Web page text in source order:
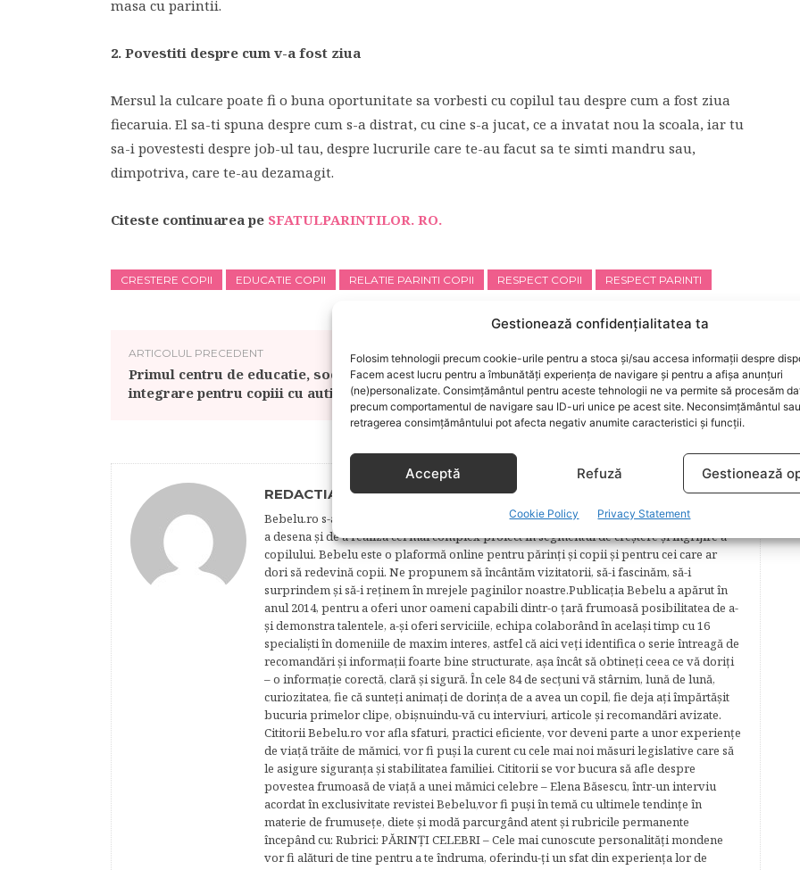
Gestionează confidențialitatea ta
Folosim tehnologii precum cookie-urile pentru a stoca și/sau accesa informații despre
Facem acest lucru pentru a îmbunătăți experiența de navigare și pentru a afișa anunțuri
(ne)personalizate. Consimțământul pentru aceste tehnologii ne va permite să procesăm
precum comportamentul de navigare sau ID-uri unice pe acest site. Neconsimțământul sau
retragerea consimțământului pot afecta negativ anumite caracteristici și funcții.
Acceptă Refuză Gestionează
Cookie Policy Privacy Statement
masa cu parintii.
2. Povestiti despre cum v-a fost ziua
Mersul la culcare poate fi o buna oportunitate sa vorbesti cu copilul tau despre cum a fost ziua
fiecaruia. El sa-ti spuna despre cum s-a distrat, cu cine s-a jucat, ce a invatat nou la scoala, iar tu
sa-i povestesti despre job-ul tau, despre lucrurile care te-au facut sa te simti mandru sau,
dimpotriva, care te-au dezamagit.
Citeste continuarea pe SFATULPARINTILOR. RO.
CRESTERE COPII EDUCATIE COPII RELATIE PARINTI COPII RESPECT COPII RESPECT PARINTI
ARTICOLUL PRECEDENT
Primul centru de educatie, socializare si
integrare pentru copiii cu autism
ARTICOLUL URMĂTOR
Pregatirea pentru gradinita! Ce sa faci in
fiecare saptamana
REDACTIA BEBELU
Bebelu.ro s-a născut din plăcerea autorilor ei de a scrie, din plăcerea graficienilor ei de
a desena şi de a realiza cel mai complex proiect în segmentul de creştere şi îngrijire a
copilului. Bebelu este o plaformă online pentru părinţi şi copii şi pentru cei care ar
dori să redevină copii. Ne propunem să încântăm vizitatorii, să-i fascinăm, să-i
surprindem şi să-i reţinem în mrejele paginilor noastre.​ Publicația Bebelu a apărut în
anul 2014, pentru a oferi unor oameni capabili dintr-o ţară frumoasă posibilitatea de a-
şi demonstra talentele, a-şi oferi serviciile, echipa colaborând în acelaşi timp cu 16
specialişti în domeniile de maxim interes, astfel că aici veţi identifica o serie întreagă de
recomandări şi informaţii foarte bine structurate, aşa încât să obtineţi ceea ce vă doriţi
– o informaţie corectă, clară şi sigură. În cele 84 de secțuni vă stârnim, lună de lună,
curiozitatea, fie că sunteţi animaţi de dorinţa de a avea un copil, fie deja aţi împărtăşit
bucuria primelor clipe, obişnuindu-vă cu interviuri, articole şi recomandări avizate.
Cititorii Bebelu.ro vor afla sfaturi, practici eficiente, vor deveni parte a unor experienţe
de viaţă trăite de mămici, vor fi puşi la curent cu cele mai noi măsuri legislative care să
le asigure siguranţa şi stabilitatea familiei. Cititorii se vor bucura să afle despre
povestea frumoasă de viață a unei mămici celebre – Elena Băsescu, într-un interviu
acordat în exclusivitate revistei Bebelu,vor fi puşi în temă cu ultimele tendinţe în
materie de frumuseţe, diete şi modă parcurgând atent şi rubricile permanente
începând cu: Rubrici: PĂRINŢI CELEBRI – Cele mai cunoscute personalităţi mondene
vor fi alături de tine pentru a te îndruma, oferindu-ţi un sfat din experienţa lor de